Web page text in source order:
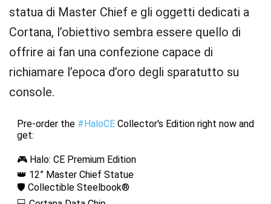
statua di Master Chief e gli oggetti dedicati a
Cortana, l’obiettivo sembra essere quello di
offrire ai fan una confezione capace di
richiamare l’epoca d’oro degli sparatutto su
console.
Pre-order the #HaloCECollector's Edition right now and
get:
🎮 Halo: CE Premium Edition
👑 12” Master Chief Statue
🛡️ Collectible Steelbook®